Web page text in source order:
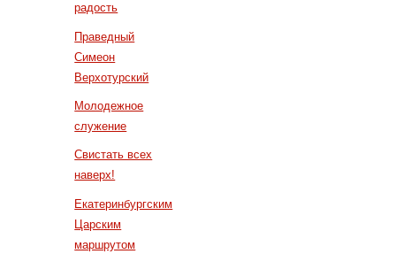
радость
Праведный
Симеон
Верхотурский
Молодежное
служение
Свистать всех
наверх!
Екатеринбургским
Царским
маршрутом